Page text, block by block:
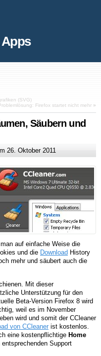
(SVG)
Firefox startet nicht mehr »
Säubern und
26. Oktober 2011
auf einfache Weise die
und die Download History
mehr und säubert auch die
Mit dieser
Unterstützung für den
Beta-Version Firefox 8 wird
weil es im November
wird und somit der CCleaner
von CCleaner ist kostenlos.
eine kostenpflichtige Home
entsprechenden Support